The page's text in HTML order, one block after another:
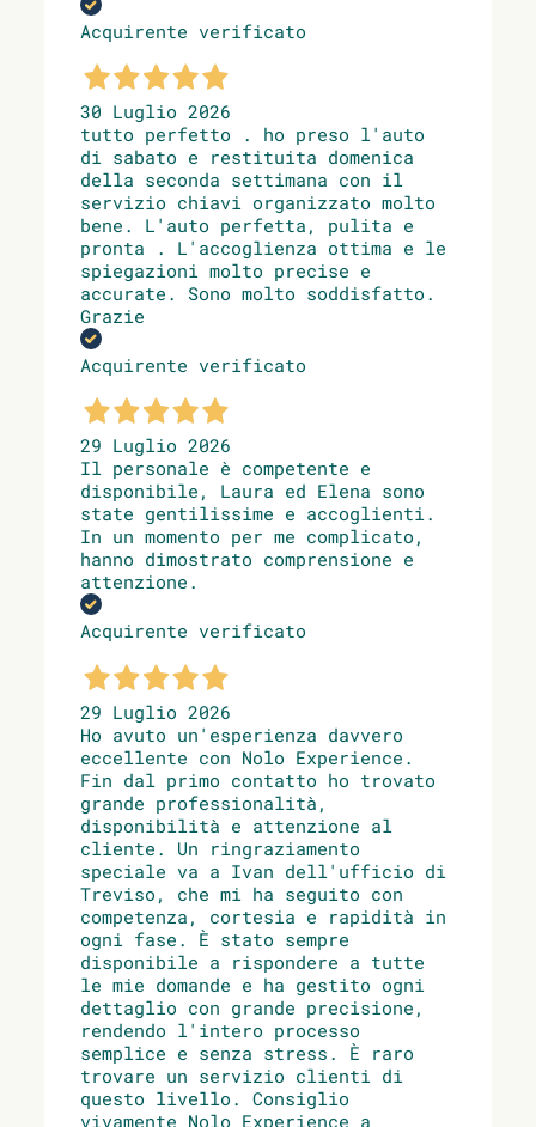
Acquirente verificato
30 Luglio 2026
tutto perfetto . ho preso l'auto
di sabato e restituita domenica
della seconda settimana con il
servizio chiavi organizzato molto
bene. L'auto perfetta, pulita e
pronta . L'accoglienza ottima e le
spiegazioni molto precise e
accurate. Sono molto soddisfatto.
Grazie
Acquirente verificato
29 Luglio 2026
Il personale è competente e
disponibile, Laura ed Elena sono
state gentilissime e accoglienti.
In un momento per me complicato,
hanno dimostrato comprensione e
attenzione.
Acquirente verificato
29 Luglio 2026
Ho avuto un'esperienza davvero
eccellente con Nolo Experience.
Fin dal primo contatto ho trovato
grande professionalità,
disponibilità e attenzione al
cliente. Un ringraziamento
speciale va a Ivan dell'ufficio di
Treviso, che mi ha seguito con
competenza, cortesia e rapidità in
ogni fase. È stato sempre
disponibile a rispondere a tutte
le mie domande e ha gestito ogni
dettaglio con grande precisione,
rendendo l'intero processo
semplice e senza stress. È raro
trovare un servizio clienti di
questo livello. Consiglio
vivamente Nolo Experience a